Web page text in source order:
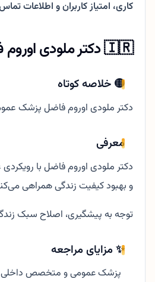
کاری، امتیاز کاربران و اطلاعات
🇮🇷 دکتر ملودی اوروم فاضل | پزشک عمومی و متخصص داخلی در اسن
🟡 خلاصه کوتاه
دکتر ملودی اوروم فاضل پزشک
معرفی
دکتر ملودی اوروم فاضل با
و بهبود کیفیت زندگی همراهی
توجه به پیشگیری، اصلاح سبک
✨ مزایای مراجعه
پزشک عمومی و متخصص داخلی